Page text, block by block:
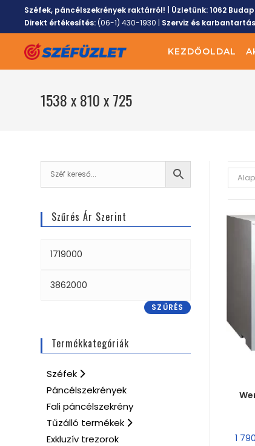
Széfek, páncélszekrények raktárról! | Üzletünk:1062
Direkt értékesítés:(06-1) 430-1930 | Szerviz és
KEZDŐOLDAL
1538 x 810 x 725
1
Szűrés Ár Szerint
SZŰRÉS
Termékkategóriák
Széfek
Páncélszekrények
Fali páncélszekrény
Tűzálló termékek
Exkluzív trezorok